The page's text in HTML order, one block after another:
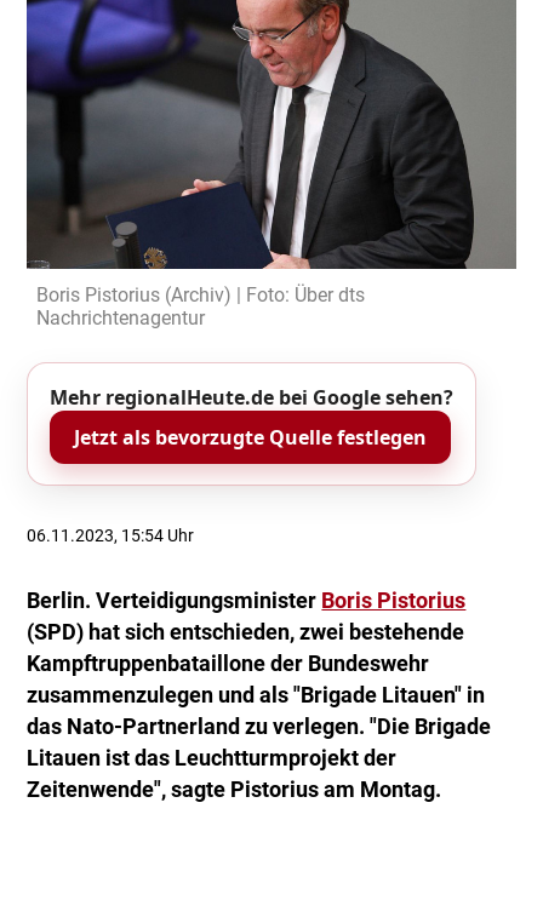
Boris Pistorius (Archiv) | Foto: Über dts
Nachrichtenagentur
Mehr regionalHeute.de bei Google sehen?
Jetzt als bevorzugte Quelle festlegen
06.11.2023, 15:54 Uhr
Berlin. Verteidigungsminister Boris Pistorius
(SPD) hat sich entschieden, zwei bestehende
Kampftruppenbataillone der Bundeswehr
zusammenzulegen und als "Brigade Litauen" in
das Nato-Partnerland zu verlegen. "Die Brigade
Litauen ist das Leuchtturmprojekt der
Zeitenwende", sagte Pistorius am Montag.